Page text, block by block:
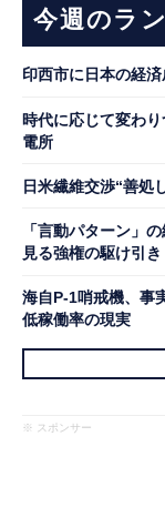
今週のラ
印西市に日本の経
時代に応じて変わ
電所
日米繊維交渉“善
「言動パターン」
見る強権の駆け引き
海自P-1哨戒機、事
低稼働率の現実
※ スポンサー